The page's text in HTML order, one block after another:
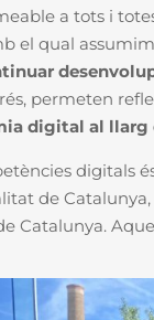
a tots i
el qual
permeten
digital al llarg
digitals
de
Catalunya.